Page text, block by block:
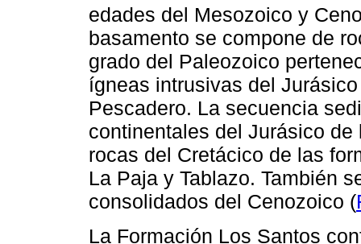
edades del Mesozoico y
basamento se compone de
grado del Paleozoico
ígneas intrusivas del
Pescadero. La secuencia
continentales del Jurásico
rocas del Cretácico de las
La Paja y Tablazo. También
consolidados del Cenozoico (
La Formación Los Santos